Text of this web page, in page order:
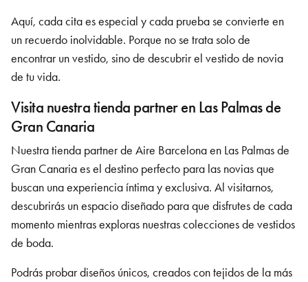
Aquí, cada cita es especial y cada prueba se convierte en
un recuerdo inolvidable. Porque no se trata solo de
encontrar un vestido, sino de descubrir el vestido de novia
de tu vida.
Visita nuestra tienda partner en Las Palmas de
Gran Canaria
Nuestra tienda partner de Aire Barcelona en Las Palmas de
Gran Canariaes el destino perfecto para las novias que
buscan una experiencia íntima y exclusiva. Al visitarnos,
descubrirás un espacio diseñado para que disfrutes de cada
momento mientras exploras nuestras colecciones de vestidos
de boda.
Podrás probar diseños únicos, creados con tejidos de la más